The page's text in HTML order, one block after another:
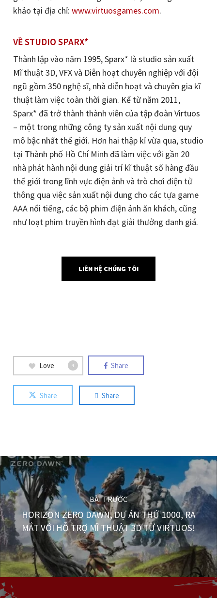
khảo tại địa chỉ: www.virtuosgames.com.
VỀ STUDIO SPARX*
Thành lập vào năm 1995, Sparx* là studio sản xuất
Mĩ thuật 3D, VFX và Diễn hoạt chuyên nghiệp với đội
ngũ gồm 350 nghệ sĩ, nhà diễn hoạt và chuyên gia kĩ
thuật làm việc toàn thời gian. Kể từ năm 2011,
Sparx* đã trở thành thành viên của tập đoàn Virtuos
– một trong những công ty sản xuất nội dung quy
mô bậc nhất thế giới. Hơn hai thập kỉ vừa qua, studio
tại Thành phố Hồ Chí Minh đã làm việc với gần 20
nhà phát hành nội dung giải trí kĩ thuật số hàng đầu
thế giới trong lĩnh vực điện ảnh và trò chơi điện tử
thông qua việc sản xuất nội dung cho các tựa game
AAA nổi tiếng, các bộ phim điện ảnh ăn khách, cũng
như loạt phim truyền hình đạt giải thưởng danh giá.
LIÊN HỆ CHÚNG TÔI
Love 4 Share
Share Share
BÀI TRƯỚC
HORIZON ZERO DAWN, DỰ ÁN THỨ 1000, RA
MẮT VỚI HỖ TRỢ MĨ THUẬT 3D TỪ VIRTUOS!